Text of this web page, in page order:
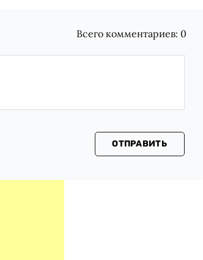
Всего комментариев: 0
ОТПРАВИТЬ